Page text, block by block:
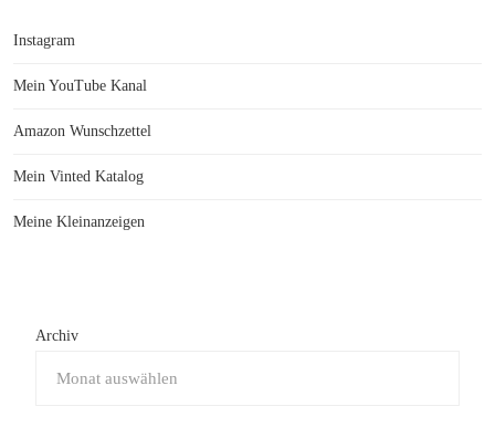
Instagram
Mein YouTube Kanal
Amazon Wunschzettel
Mein Vinted Katalog
Meine Kleinanzeigen
Archiv